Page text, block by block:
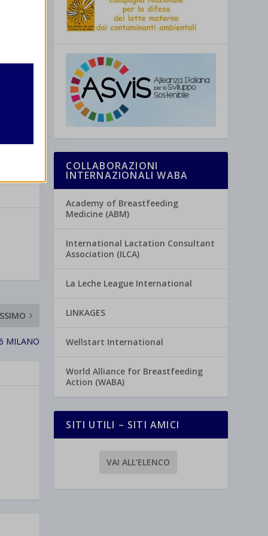
MILANO
COLLABORAZIONI
INTERNAZIONALI WABA
Academy of Breastfeeding
Medicine (ABM)
International Lactation Consultant
Association (ILCA)
La Leche League International
LINKAGES
Wellstart International
World Alliance for Breastfeeding
Action (WABA)
SITI UTILI – SITI AMICI
VAI ALL’ELENCO